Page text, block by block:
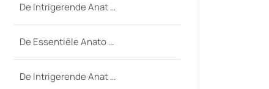
De Intrigerende Anat …
De Essentiële Anato …
De Intrigerende Anat …